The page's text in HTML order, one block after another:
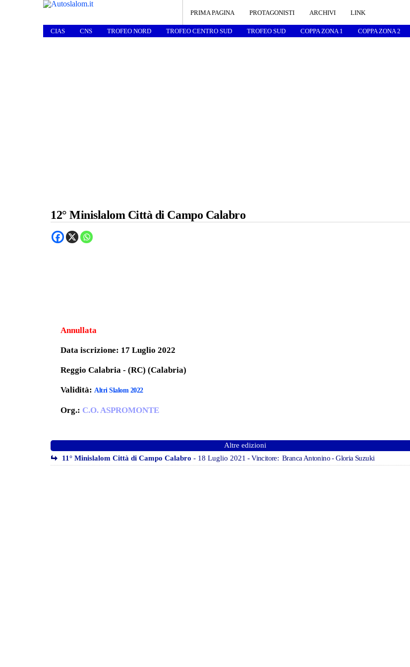
PRIMA PAGINA PROTAGONISTI ARCHIVI LINK
CIAS CNS TROFEO NORD TROFEO CENTRO SUD TROFEO SUD COPPA ZONA 1 COPPA ZONA 2
12° Minislalom Città di Campo Calabro
Annullata
Data iscrizione: 17 Luglio 2022
Reggio Calabria - (RC) (Calabria)
Validità: Altri Slalom 2022
Org.: C.O. ASPROMONTE
Altre edizioni
11° Minislalom Città di Campo Calabro - 18 Luglio 2021 - Vincitore: Branca Antonino - Gloria Suzuki